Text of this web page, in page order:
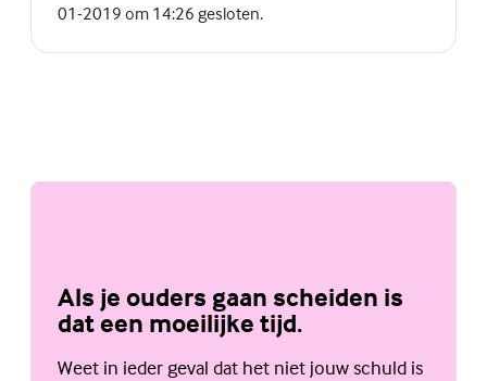
01-2019 om 14:26 gesloten.
Als je ouders gaan scheiden is
dat een moeilijke tijd.
Weet in ieder geval dat het niet jouw schuld is